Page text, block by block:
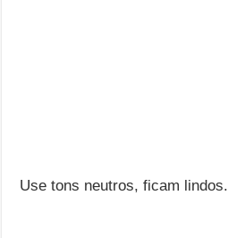
Use tons neutros, ficam lindos.